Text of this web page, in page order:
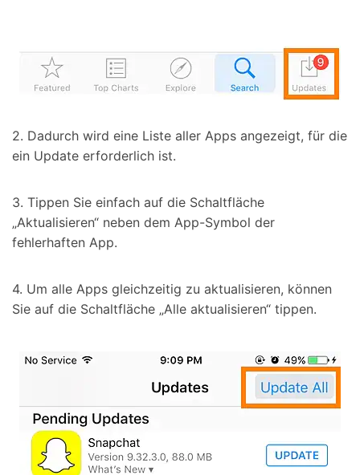
2. Dadurch wird eine Liste aller Apps angezeigt, für die
ein Update erforderlich ist.
3. Tippen Sie einfach auf die Schaltfläche
„Aktualisieren“ neben dem App-Symbol der
fehlerhaften App.
4. Um alle Apps gleichzeitig zu aktualisieren, können
Sie auf die Schaltfläche „Alle aktualisieren“ tippen.